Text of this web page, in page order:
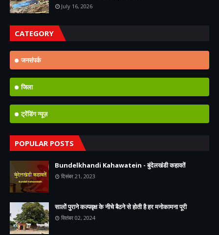
July 16, 2026
CATEGORY
जनसंपर्क
जिला
ट्रेंडिंग न्यूज़
POPULAR POSTS
Bundelkhandi Kahawatein - बुंदेलखंडी कहावतें
दिसंबर 21, 2023
सालों पुराने कल्पवृक्ष के नीचे बैठने से होती है हर मनोकामना पूरी
सितंबर 02, 2024